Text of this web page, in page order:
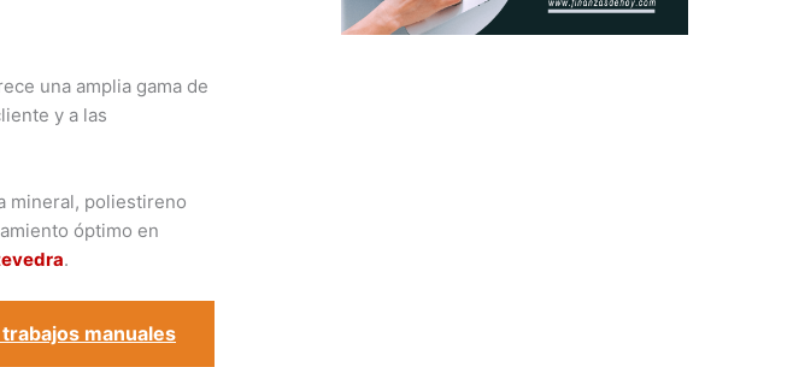
una amplia gama de
y a las
mineral, poliestireno
óptimo en
.
manuales